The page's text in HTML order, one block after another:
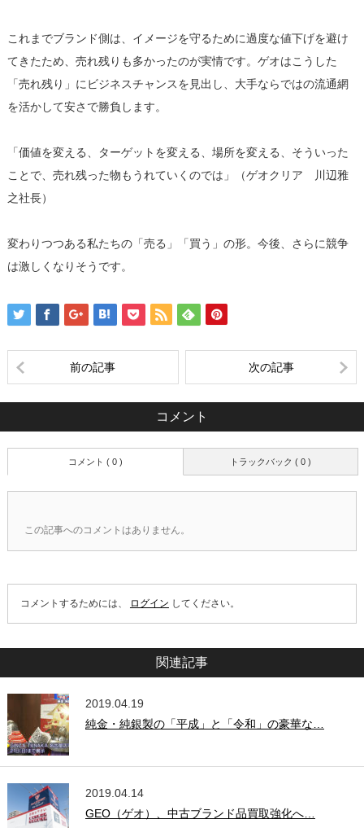
これまでブランド側は、イメージを守るために過度な値下げを避け
てきたため、売れ残りも多かったのが実情です。ゲオはこうした
「売れ残り」にビジネスチャンスを見出し、大手ならではの流通網
を活かして安さで勝負します。
「価値を変える、ターゲットを変える、場所を変える、そういった
ことで、売れ残った物もうれていくのでは」（ゲオクリア 川辺雅
之社長）
変わりつつある私たちの「売る」「買う」の形。今後、さらに競争
は激しくなりそうです。
前の記事 次の記事
コメント
トラックバック ( 0 )
コメント ( 0 )
この記事へのコメントはありません。
コメントするためには、 ログイン してください。
関連記事
2019.04.19
純金・純銀製の「平成」と「令和」の豪華な…
2019.04.14
GEO（ゲオ）、中古ブランド品買取強化へ…